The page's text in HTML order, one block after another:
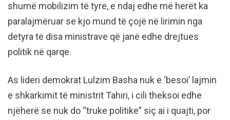
shumë mobilizim të tyre, e ndaj edhe më herët ka
paralajmëruar se kjo mund të çojë në lirimin nga
detyra të disa ministrave që janë edhe drejtues
politik në qarqe.
As lideri demokrat Lulzim Basha nuk e ‘besoi’ lajmin
e shkarkimit të ministrit Tahiri, i cili theksoi edhe
njëherë se nuk do “truke politike” siç ai i quajti, por